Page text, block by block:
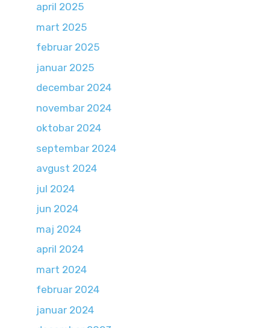
april 2025
mart 2025
februar 2025
januar 2025
decembar 2024
novembar 2024
oktobar 2024
septembar 2024
avgust 2024
jul 2024
jun 2024
maj 2024
april 2024
mart 2024
februar 2024
januar 2024